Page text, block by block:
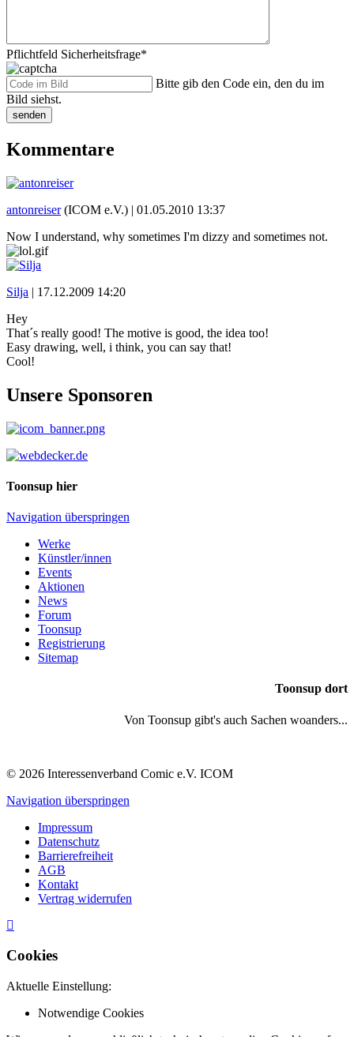
Pflichtfeld Sicherheitsfrage*
Bitte gib den Code ein, den du im
Bild siehst.
senden
Kommentare
antonreiser(ICOM e.V.) | 01.05.2010 13:37
Now I understand, why sometimes I'm dizzy and sometimes not.
Silja | 17.12.2009 14:20
Hey
That´s really good! The motive is good, the idea too!
Easy drawing, well, i think, you can say that!
Cool!
Unsere Sponsoren
Toonsup hier
Navigation überspringen
Werke
Künstler/innen
Events
Aktionen
News
Forum
Toonsup
Registrierung
Sitemap
Toonsup dort
Von Toonsup gibt's auch Sachen woanders...
© 2026 Interessenverband Comic e.V. ICOM
Navigation überspringen
Impressum
Datenschutz
Barrierefreiheit
AGB
Kontakt
Vertrag widerrufen
Cookies
Aktuelle Einstellung:
Notwendige Cookies